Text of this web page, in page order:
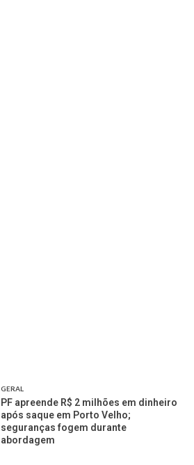
GERAL
PF apreende R$ 2 milhões em dinheiro
após saque em Porto Velho;
seguranças fogem durante
abordagem